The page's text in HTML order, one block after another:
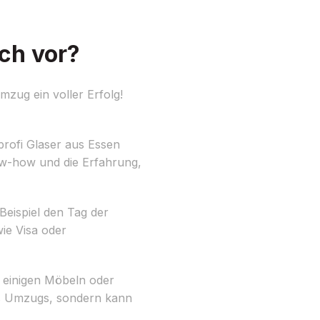
vor?
ein voller Erfolg!
Glaser aus Essen
how und die Erfahrung,
den Tag der
Visa oder
Möbeln oder
sondern kann